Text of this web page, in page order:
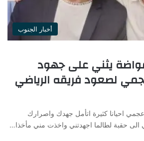
أخبار الجنوب
يثني على جهود
لصعود فريقه الرياضي
عجمي احيانا كثيرة اتأمل جهدك واصرارك
حقبة لطالما اجهدتني واخذت مني مأخذا…